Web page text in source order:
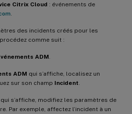
Citrix Cloud : événements de
des incidents créés pour les
comme suit :
ADM
ADM qui s’affiche, localisez un
sur son champ Incident
qui s’affiche, modifiez les paramètres de
Par exemple, affectez l’incident à un